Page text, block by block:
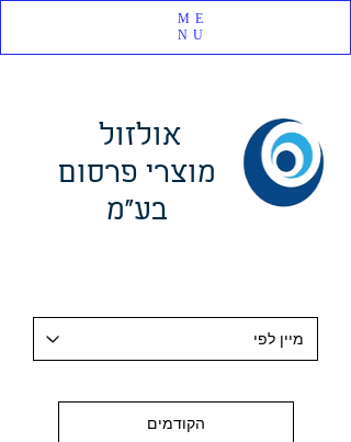
אולזול
מוצרי פרסום
בע"מ
ME
NU
הקודמים